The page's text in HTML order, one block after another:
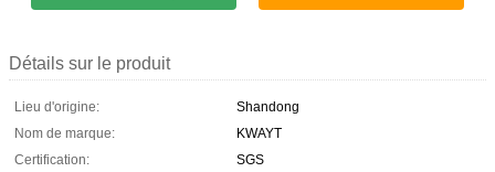
Détails sur le produit
Lieu d'origine:
Shandong
Nom de marque:
KWAYT
Certification:
SGS